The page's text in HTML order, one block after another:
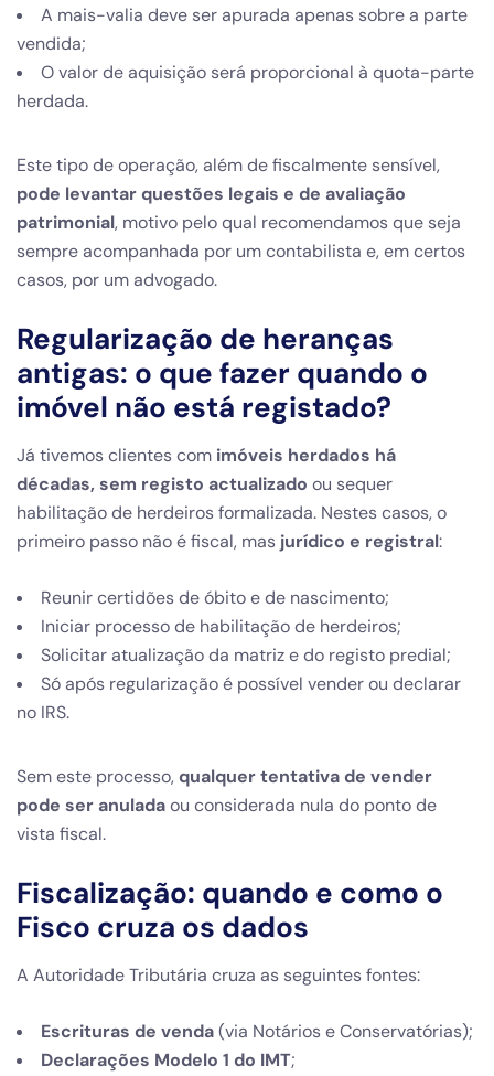
A mais-valia deve ser apurada apenas sobre a parte
vendida;
O valor de aquisição será proporcional à quota-parte
herdada.
Este tipo de operação, além de fiscalmente sensível,
pode levantar questões legais e de avaliação
patrimonial, motivo pelo qual recomendamos que seja
sempre acompanhada por um contabilista e, em certos
casos, por um advogado.
Regularização de heranças
antigas: o que fazer quando o
imóvel não está registado?
Já tivemos clientes com imóveis herdados há
décadas, sem registo actualizado ou sequer
habilitação de herdeiros formalizada. Nestes casos, o
primeiro passo não é fiscal, mas jurídico e registral:
Reunir certidões de óbito e de nascimento;
Iniciar processo de habilitação de herdeiros;
Solicitar atualização da matriz e do registo predial;
Só após regularização é possível vender ou declarar
no IRS.
Sem este processo, qualquer tentativa de vender
pode ser anuladaou considerada nula do ponto de
vista fiscal.
Fiscalização: quando e como o
Fisco cruza os dados
A Autoridade Tributária cruza as seguintes fontes:
Escrituras de venda(via Notários e Conservatórias);
Declarações Modelo 1 do IMT;